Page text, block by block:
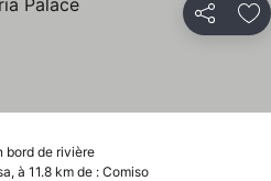
Partager
bord de rivièreConsulter les prix
à 11.8 km de : Comiso